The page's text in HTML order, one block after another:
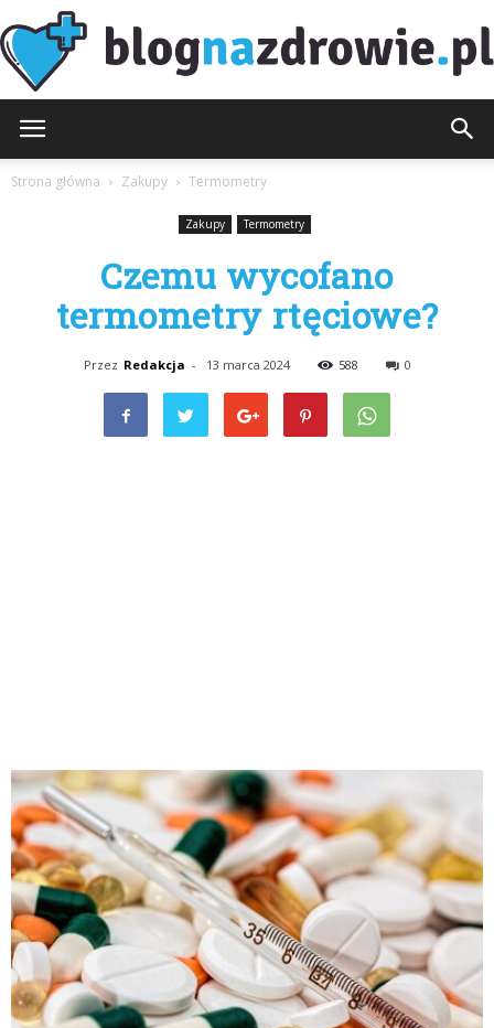
Strona główna Zakupy Termometry
Zakupy Termometry
Czemu wycofano
termometry rtęciowe?
Przez Redakcja - 13 marca 2024 588 0